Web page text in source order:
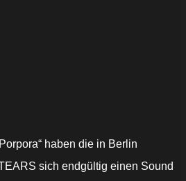
haben die in Berlin
sich endgültig einen Sound